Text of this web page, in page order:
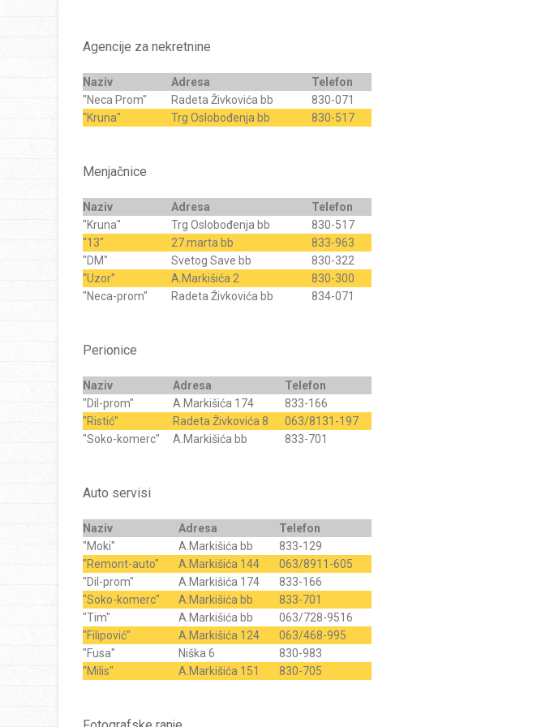
Agencije za nekretnine
Naziv Adresa
Telefon
"Neca Prom"
Radeta Živkovića bb
830-071
"Kruna"
Trg Oslobođenja bb 830-517
Menjačnice
Naziv Adresa
Telefon
"Kruna"
Trg Oslobođenja bb
830-517
"13"
27.marta bb
833-963
"DM"
Svetog Save bb
830-322
"Uzor"
A.Markišića 2
830-300
"Neca-prom"
Radeta Živkovića bb 834-071
Perionice
Naziv Adresa
Telefon
"Dil-prom"
A.Markišića 174
833-166
"Ristić"
Radeta Živkovića 8
063/8131-197
"Soko-komerc"
A.Markišića bb 833-701
Auto servisi
Naziv Adresa
Telefon
"Moki"
A.Markišića bb
833-129
"Remont-auto"
A.Markišića 144
063/8911-605
"Dil-prom"
A.Markišića 174
833-166
"Soko-komerc"
A:Markišića bb
833-701
"Tim"
A.Markišića bb
063/728-9516
"Filipović"
A.Markišića 124
063/468-995
"Fusa"
Niška 6
830-983
"Milis"
A.Markišića 151 830-705